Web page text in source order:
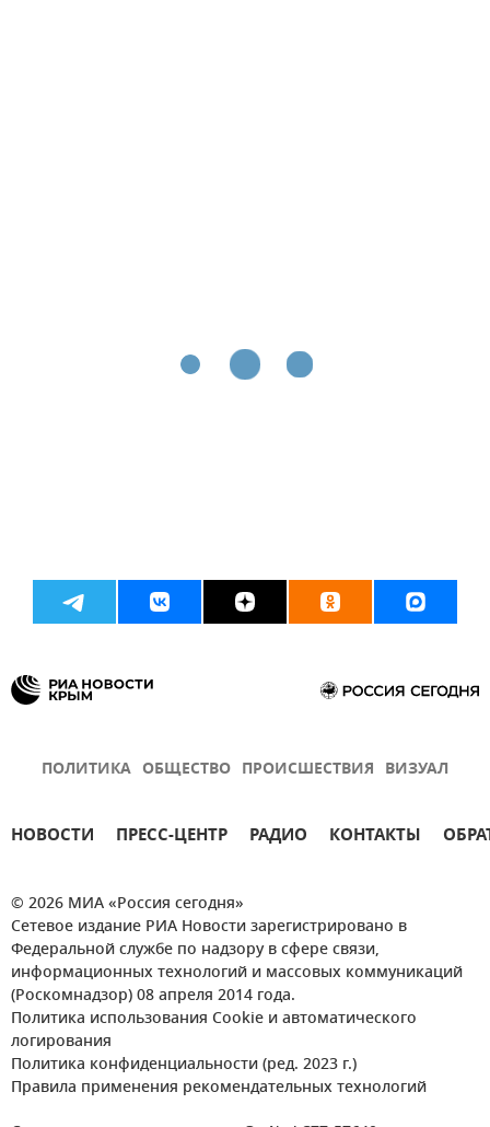
ПОЛИТИКА ОБЩЕСТВО ПРОИСШЕСТВИЯ ВИЗУАЛ
НОВОСТИ ПРЕСС-ЦЕНТР РАДИО КОНТАКТЫ
© 2026 МИА «Россия сегодня»
Сетевое издание РИА Новости зарегистрировано в
Федеральной службе по надзору в сфере связи,
информационных технологий и массовых коммуникаций
(Роскомнадзор) 08 апреля 2014 года.
Политика использования Cookie и автоматического
логирования
Политика конфиденциальности (ред. 2023 г.)
Правила применения рекомендательных технологий